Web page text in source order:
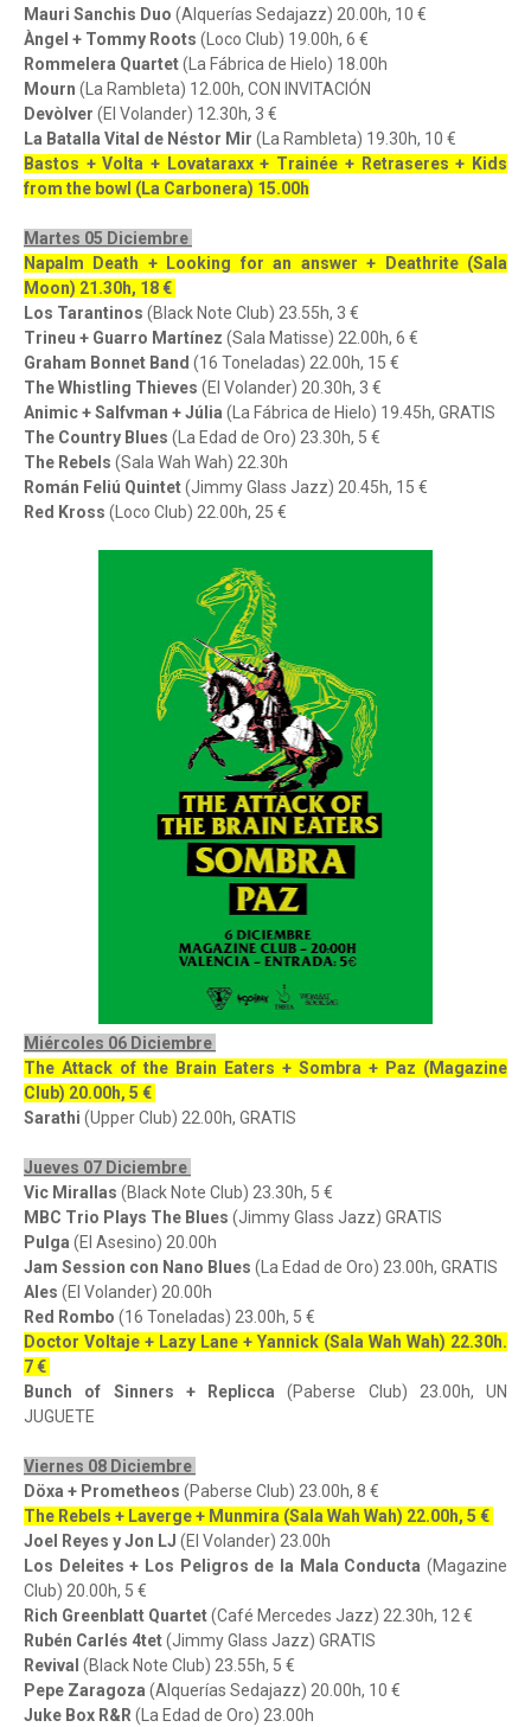
Mauri Sanchis Duo (Alquerías Sedajazz) 20.00h, 10 €
Àngel + Tommy Roots (Loco Club) 19.00h, 6 €
Rommelera Quartet(La Fábrica de Hielo) 18.00h
Mourn (La Rambleta) 12.00h, CON INVITACIÓN
Devòlver (El Volander) 12.30h, 3 €
La Batalla Vital de Néstor Mir (La Rambleta) 19.30h, 10 €
Bastos + Volta + Lovataraxx + Trainée + Retraseres + Kids
from the bowl (La Carbonera) 15.00h
Martes 05 Diciembre
Napalm Death + Looking for an answer + Deathrite (Sala
Moon) 21.30h, 18 €
Los Tarantinos (Black Note Club) 23.55h, 3 €
Trineu + Guarro Martínez (Sala Matisse) 22.00h, 6 €
Graham Bonnet Band (16 Toneladas) 22.00h, 15 €
The Whistling Thieves (El Volander) 20.30h, 3 €
Animic + Salfvman + Júlia (La Fábrica de Hielo) 19.45h, GRATIS
The Country Blues (La Edad de Oro) 23.30h, 5 €
The Rebels (Sala Wah Wah) 22.30h
Román Feliú Quintet(Jimmy Glass Jazz) 20.45h, 15 €
Red Kross (Loco Club) 22.00h, 25 €
Miércoles 06 Diciembre
The Attack of the Brain Eaters + Sombra + Paz (Magazine
Club) 20.00h, 5 €
Sarathi (Upper Club) 22.00h, GRATIS
Jueves 07 Diciembre
Vic Mirallas (Black Note Club) 23.30h, 5 €
MBC Trio Plays The Blues (Jimmy Glass Jazz) GRATIS
Pulga (El Asesino) 20.00h
Jam Session con Nano Blues (La Edad de Oro) 23.00h, GRATIS
Ales (El Volander) 20.00h
Red Rombo (16 Toneladas) 23.00h, 5 €
Doctor Voltaje + Lazy Lane + Yannick (Sala Wah Wah) 22.30h.
7 €
Bunch of Sinners + Replicca (Paberse Club) 23.00h, UN
JUGUETE
Viernes 08 Diciembre
Döxa + Prometheos (Paberse Club) 23.00h, 8 €
The Rebels + Laverge + Munmira (Sala Wah Wah) 22.00h, 5 €
Joel Reyes y Jon LJ (El Volander) 23.00h
Los Deleites + Los Peligros de la Mala Conducta (Magazine
Club) 20.00h, 5 €
Rich Greenblatt Quartet(Café Mercedes Jazz) 22.30h, 12 €
Rubén Carlés 4tet(Jimmy Glass Jazz) GRATIS
Revival (Black Note Club) 23.55h, 5 €
Pepe Zaragoza (Alquerías Sedajazz) 20.00h, 10 €
Juke Box R&R (La Edad de Oro) 23.00h